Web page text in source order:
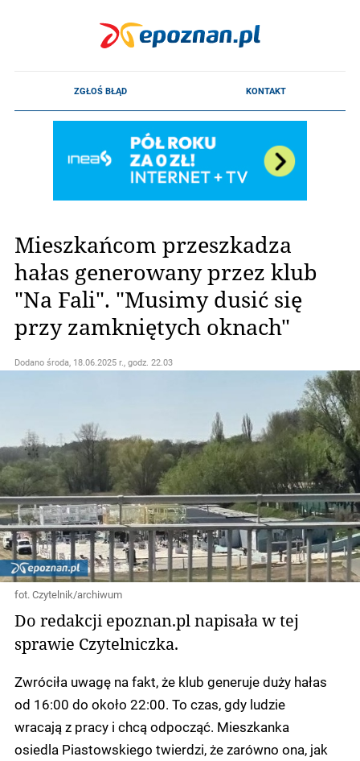
Mieszkańcom przeszkadza
hałas generowany przez klub
"Na Fali". "Musimy dusić się
przy zamkniętych oknach"
Dodano środa, 18.06.2025 r., godz. 22.03
fot. Czytelnik/archiwum
Do redakcji epoznan.pl napisała w tej
sprawie Czytelniczka.
Zwróciła uwagę na fakt, że klub generuje duży hałas
od 16:00 do około 22:00. To czas, gdy ludzie
wracają z pracy i chcą odpocząć. Mieszkanka
osiedla Piastowskiego twierdzi, że zarówno ona, jak